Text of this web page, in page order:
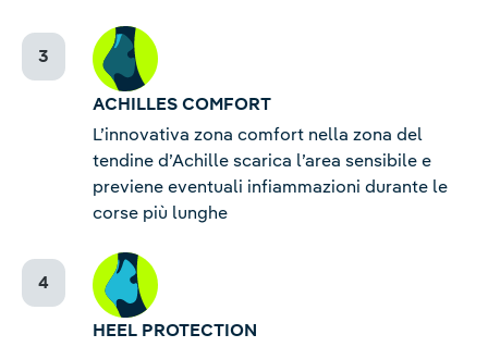
ACHILLES COMFORT
L’innovativa zona comfort nella zona del
tendine d’Achille scarica l’area sensibile e
previene eventuali infiammazioni durante le
corse più lunghe
HEEL PROTECTION